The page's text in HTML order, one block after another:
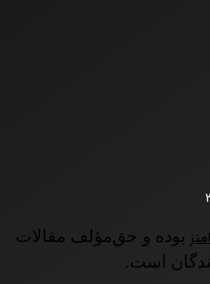
بوده و حق‌مؤلف مقالات
است.